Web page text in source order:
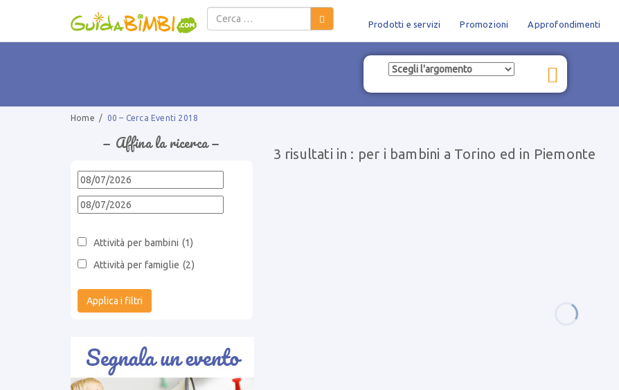
Salta al contenuto
Prodotti e servizi Promozioni Approfondimenti
Home / 00 – Cerca Eventi 2018
− Affina la ricerca −
Attività per bambini (1)
Attività per famiglie (2)
3 risultati in : per i bambini a Torino ed in Piemonte